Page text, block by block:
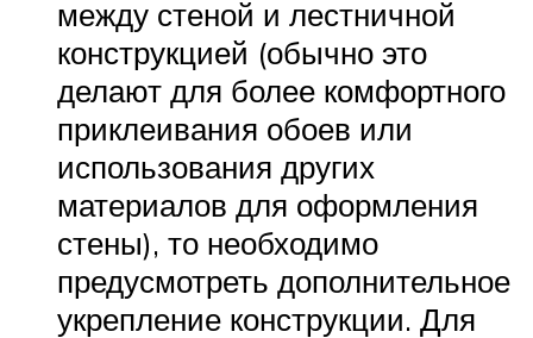
между стеной и лестничной
конструкцией (обычно это
делают для более комфортного
приклеивания обоев или
использования других
материалов для оформления
стены), то необходимо
предусмотреть дополнительное
укрепление конструкции. Для